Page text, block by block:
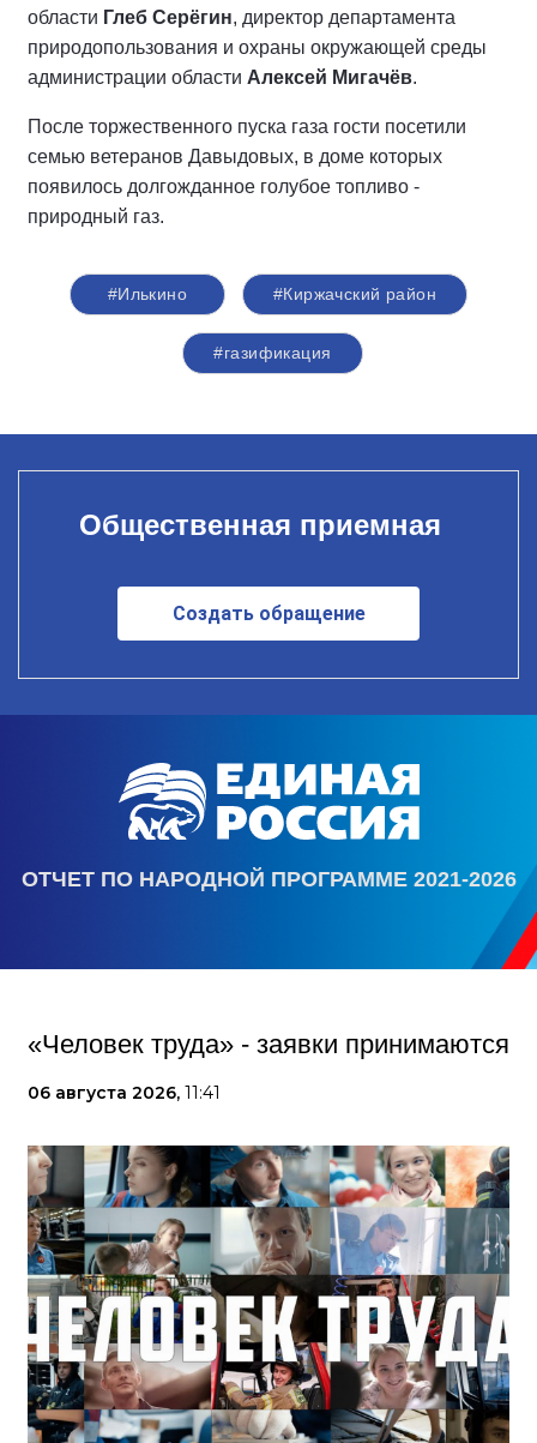
области Глеб Серёгин, директор департамента
природопользования и охраны окружающей среды
администрации области Алексей Мигачёв.
После торжественного пуска газа гости посетили
семью ветеранов Давыдовых, в доме которых
появилось долгожданное голубое топливо -
природный газ.
#Илькино #Киржачский район
#газификация
Общественная приемная
Создать обращение
ОТЧЕТ ПО НАРОДНОЙ ПРОГРАММЕ 2021-2026
«Человек труда» - заявки принимаются
06 августа 2026, 11:41